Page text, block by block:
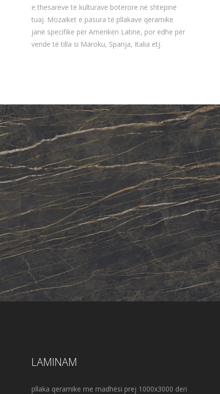
e thesareve të kulturave botërore në shtëpinë
tuaj. Mozaiket e pasura të pllakave qeramike
janë specifike për Amerikën Latine, por edhe për
vende të tilla si Maroku, Spanja, Italia etj.
LAMINAM
pllaka qeramike me madhësi prej 1000x3000 deri